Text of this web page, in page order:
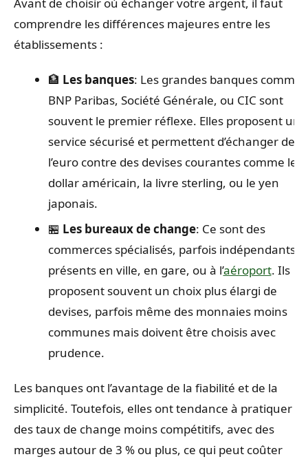
comprendre les différences majeures entre les
établissements :
🏦 Les banques: Les grandes banques comme
BNP Paribas, Société Générale, ou CIC sont
souvent le premier réflexe. Elles proposent un
service sécurisé et permettent d’échanger de
l’euro contre des devises courantes comme le
dollar américain, la livre sterling, ou le yen
japonais.
🏪 Les bureaux de change: Ce sont des
commerces spécialisés, parfois indépendants,
présents en ville, en gare, ou à l’aéroport. Ils
proposent souvent un choix plus élargi de
devises, parfois même des monnaies moins
communes mais doivent être choisis avec
prudence.
Les banques ont l’avantage de la fiabilité et de la
simplicité. Toutefois, elles ont tendance à pratiquer
des taux de change moins compétitifs, avec des
marges autour de 3 % ou plus, ce qui peut coûter